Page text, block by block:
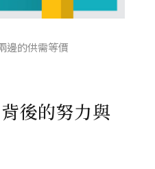
邊的供需等價
後的努力與